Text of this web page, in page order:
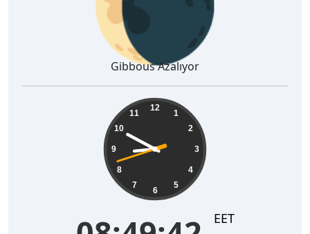
Gibbous Azalıyor
12
1
2
3
4
5
6
7
8
9
10
11
EET